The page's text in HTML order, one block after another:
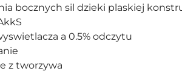
bocznych sil dzieki plaskiej
a 0.5% odczytu
z tworzywa